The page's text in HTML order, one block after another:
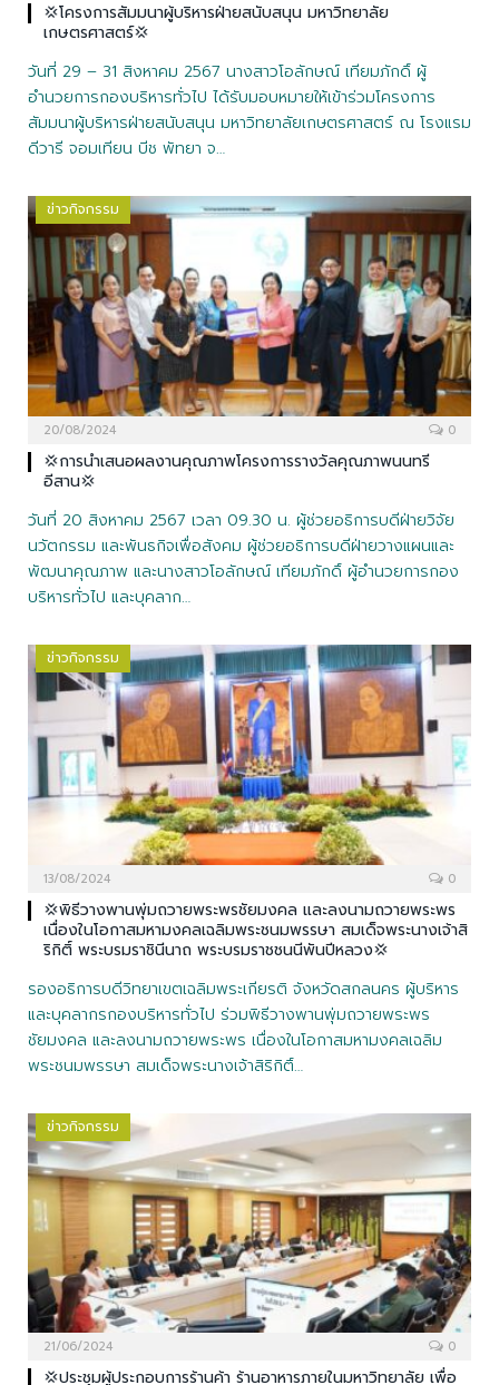
💢โครงการสัมมนาผู้บริหารฝ่ายสนับสนุน มหาวิทยาลัย
เกษตรศาสตร์💢
วันที่ 29 – 31 สิงหาคม 2567 นางสาวโอลักษณ์ เทียมภักดิ์ ผู้
อำนวยการกองบริหารทั่วไป ได้รับมอบหมายให้เข้าร่วมโครงการ
สัมมนาผู้บริหารฝ่ายสนับสนุน มหาวิทยาลัยเกษตรศาสตร์ ณ โรงแรม
ดีวารี จอมเทียน บีช พัทยา จ…
ข่าวกิจกรรม
20/08/2024 0
💢การนำเสนอผลงานคุณภาพโครงการรางวัลคุณภาพนนทรี
อีสาน💢
วันที่ 20 สิงหาคม 2567 เวลา 09.30 น. ผู้ช่วยอธิการบดีฝ่ายวิจัย
นวัตกรรม และพันธกิจเพื่อสังคม ผู้ช่วยอธิการบดีฝ่ายวางแผนและ
พัฒนาคุณภาพ และนางสาวโอลักษณ์ เทียมภักดิ์ ผู้อำนวยการกอง
บริหารทั่วไป และบุคลาก…
ข่าวกิจกรรม
13/08/2024 0
💢พิธีวางพานพุ่มถวายพระพรชัยมงคล และลงนามถวายพระพร
เนื่องในโอกาสมหามงคลเฉลิมพระชนมพรรษา สมเด็จพระนางเจ้าสิ
ริกิติ์ พระบรมราชินีนาถ พระบรมราชชนนีพันปีหลวง💢
รองอธิการบดีวิทยาเขตเฉลิมพระเกียรติ จังหวัดสกลนคร ผู้บริหาร
และบุคลากรกองบริหารทั่วไป ร่วมพิธีวางพานพุ่มถวายพระพร
ชัยมงคล และลงนามถวายพระพร เนื่องในโอกาสมหามงคลเฉลิม
พระชนมพรรษา สมเด็จพระนางเจ้าสิริกิติ์…
ข่าวกิจกรรม
21/06/2024 0
💢ประชุมผู้ประกอบการร้านค้า ร้านอาหารภายในมหาวิทยาลัย เพื่อ